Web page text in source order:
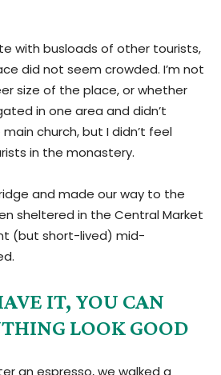
with busloads of other tourists,
did not seem crowded. I’m not
size of the place, or whether
in one area and didn’t
church, but I didn’t feel
in the monastery.
and made our way to the
sheltered in the Central Market
(but short-lived) mid-
IT, YOU CAN
LOOK GOOD
an espresso, we walked a